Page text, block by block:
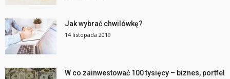
Jak wybrać chwilówkę?
14 listopada 2019
W co zainwestować 100 tysięcy – biznes, portfel